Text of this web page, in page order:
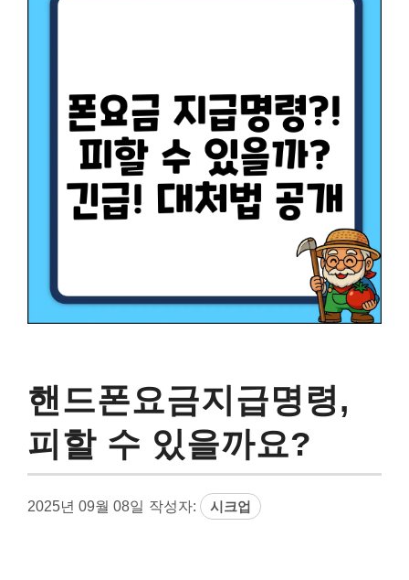
핸드폰요금지급명령,
피할 수 있을까요?
2025년 09월 08일 작성자: 시크업